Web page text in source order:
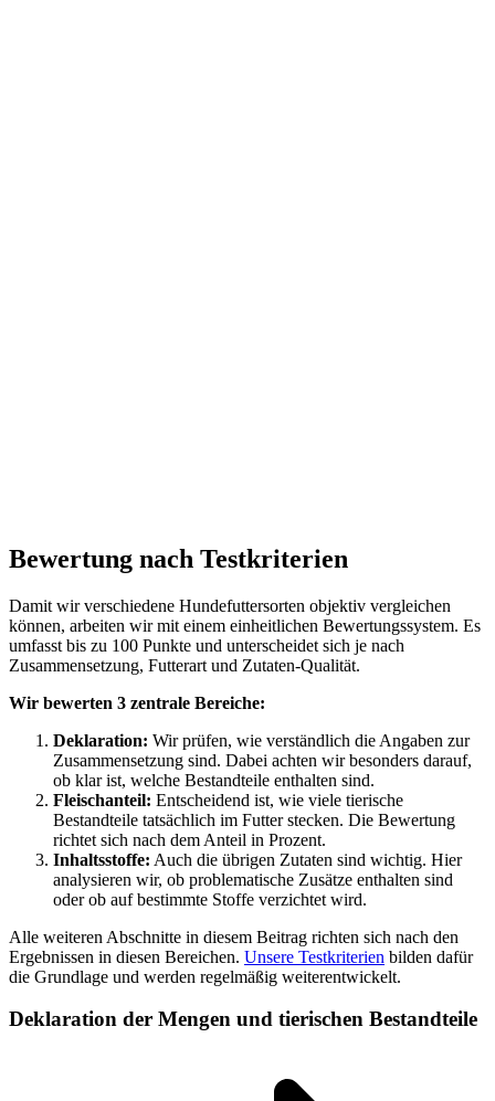
Bewertung nach Testkriterien
Damit wir verschiedene Hundefuttersorten objektiv vergleichen
können, arbeiten wir mit einem einheitlichen Bewertungssystem. Es
umfasst bis zu 100 Punkte und unterscheidet sich je nach
Zusammensetzung, Futterart und Zutaten-Qualität.
Wir bewerten 3 zentrale Bereiche:
Deklaration: Wir prüfen, wie verständlich die Angaben zur
Zusammensetzung sind. Dabei achten wir besonders darauf,
ob klar ist, welche Bestandteile enthalten sind.
Fleischanteil: Entscheidend ist, wie viele tierische
Bestandteile tatsächlich im Futter stecken. Die Bewertung
richtet sich nach dem Anteil in Prozent.
Inhaltsstoffe: Auch die übrigen Zutaten sind wichtig. Hier
analysieren wir, ob problematische Zusätze enthalten sind
oder ob auf bestimmte Stoffe verzichtet wird.
Alle weiteren Abschnitte in diesem Beitrag richten sich nach den
Ergebnissen in diesen Bereichen. Unsere Testkriterien bilden dafür
die Grundlage und werden regelmäßig weiterentwickelt.
Deklaration der Mengen und tierischen Bestandteile